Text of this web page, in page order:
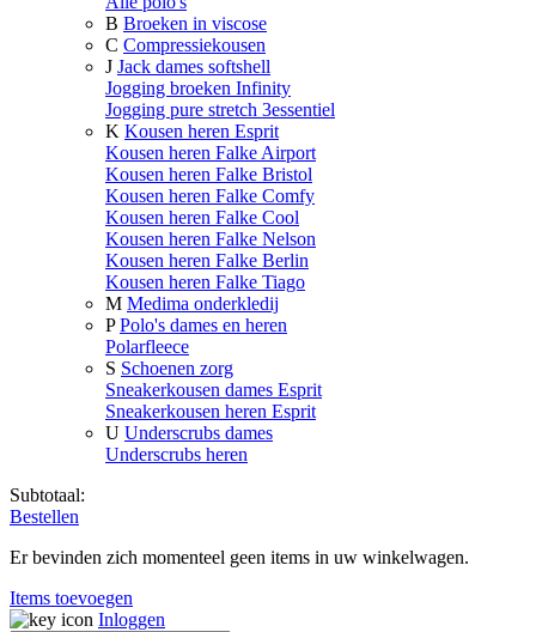
B Broeken in viscose
C Compressiekousen
J Jack dames softshell
Jogging broeken Infinity
Jogging pure stretch 3essentiel
K Kousen heren Esprit
Kousen heren Falke Airport
Kousen heren Falke Bristol
Kousen heren Falke Comfy
Kousen heren Falke Cool
Kousen heren Falke Nelson
Kousen heren Falke Berlin
Kousen heren Falke Tiago
M Medima onderkledij
P Polo's dames en heren
Polarfleece
S Schoenen zorg
Sneakerkousen dames Esprit
Sneakerkousen heren Esprit
U Underscrubs dames
Underscrubs heren
Subtotaal:
Bestellen
Er bevinden zich momenteel geen items in uw winkelwagen.
Items toevoegen
Inloggen